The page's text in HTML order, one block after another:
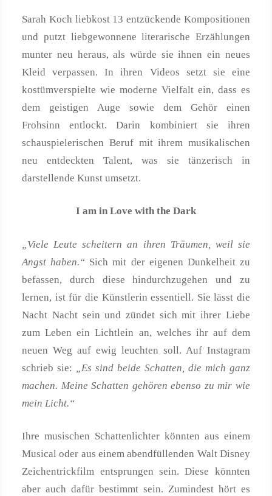
Sarah Koch liebkost 13 entzückende Kompositionen
und putzt liebgewonnene literarische Erzählungen
munter neu heraus, als würde sie ihnen ein neues
Kleid verpassen. In ihren Videos setzt sie eine
kostümverspielte wie moderne Vielfalt ein, dass es
dem geistigen Auge sowie dem Gehör einen
Frohsinn entlockt. Darin kombiniert sie ihren
schauspielerischen Beruf mit ihrem musikalischen
neu entdeckten Talent, was sie tänzerisch in
darstellende Kunst umsetzt.
I am in Love with the Dark
„Viele Leute scheitern an ihren Träumen, weil sie
Angst haben.“ Sich mit der eigenen Dunkelheit zu
befassen, durch diese hindurchzugehen und zu
lernen, ist für die Künstlerin essentiell. Sie lässt die
Nacht Nacht sein und zündet sich mit ihrer Liebe
zum Leben ein Lichtlein an, welches ihr auf dem
neuen Weg auf ewig leuchten soll. Auf Instagram
schrieb sie:
„Es sind beide Schatten, die mich ganz
machen. Meine Schatten gehören ebenso zu mir wie
mein Licht.“
Ihre musischen Schattenlichter könnten aus einem
Musical oder aus einem abendfüllenden Walt Disney
Zeichentrickfilm entsprungen sein. Diese könnten
aber auch dafür bestimmt sein. Zumindest hört es